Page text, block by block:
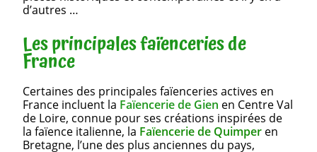
d’autres …
Les principales faïenceries de
France
Certaines des principales faïenceries actives en
France incluent la Faïencerie de Gien en Centre Val
de Loire, connue pour ses créations inspirées de
la faïence italienne, la Faïencerie de Quimper en
Bretagne, l’une des plus anciennes du pays,